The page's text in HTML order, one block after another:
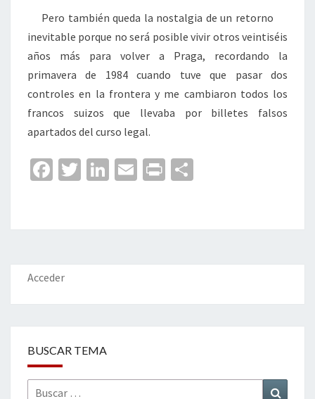
Pero también queda la nostalgia de un retorno
inevitable porque no será posible vivir otros veintiséis
años más para volver a Praga, recordando la
primavera de 1984 cuando tuve que pasar dos
controles en la frontera y me cambiaron todos los
francos suizos que llevaba por billetes falsos
apartados del curso legal.
Fa
o
o
k
T
er
Li
dI
n
E
l
Pr
p
ar
Acceder
BUSCAR TEMA
Buscar